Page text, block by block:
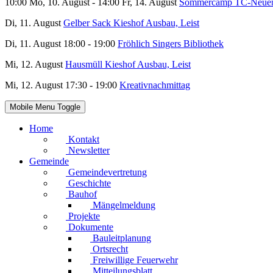
Di, 11. August Gelber Sack Kieshof Ausbau, Leist
Di, 11. August 18:00 - 19:00 Fröhlich Singers Bibliothek
Mi, 12. August Hausmüll Kieshof Ausbau, Leist
Mi, 12. August 17:30 - 19:00 Kreativnachmittag
Mobile Menu Toggle
Home
Kontakt
Newsletter
Gemeinde
Gemeindevertretung
Geschichte
Bauhof
Mängelmeldung
Projekte
Dokumente
Bauleitplanung
Ortsrecht
Freiwillige Feuerwehr
Mitteilungsblatt